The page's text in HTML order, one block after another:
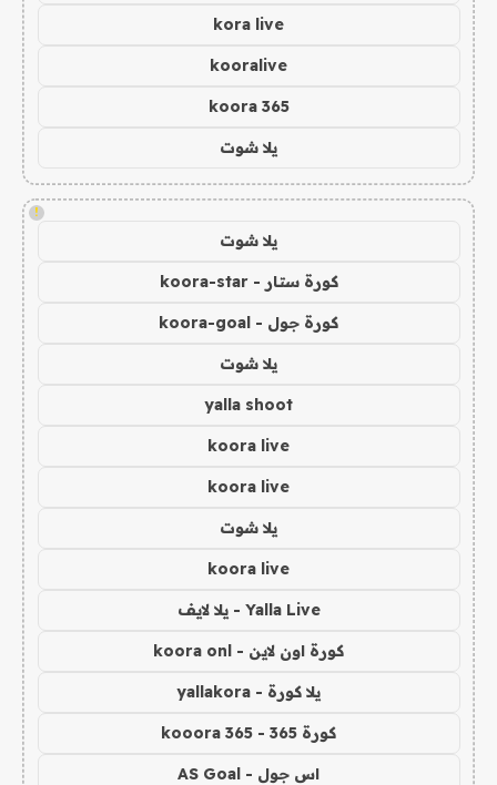
kora live
kooralive
koora 365
يلا شوت
!
يلا شوت
كورة ستار - koora-star
كورة جول - koora-goal
يلا شوت
yalla shoot
koora live
koora live
يلا شوت
koora live
Yalla Live - يلا لايف
كورة اون لاين - koora onl
يلا كورة - yallakora
كورة 365 - kooora 365
اس جول - AS Goal